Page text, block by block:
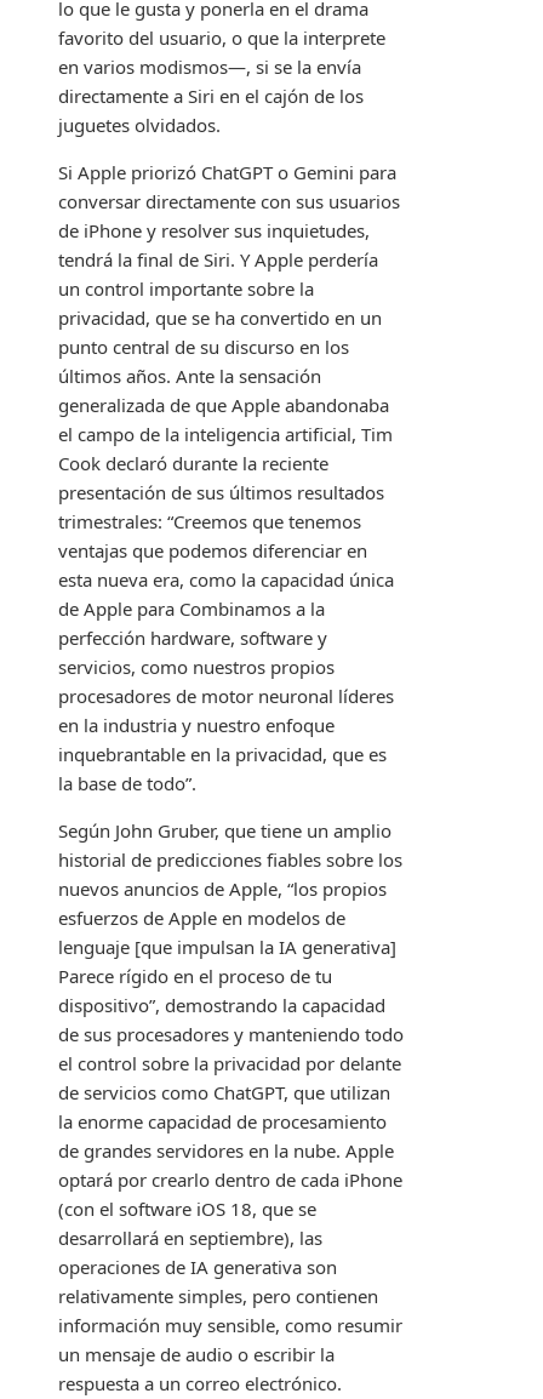
lo que le gusta y ponerla en el drama
favorito del usuario, o que la interprete
en varios modismos—, si se la envía
directamente a Siri en el cajón de los
juguetes olvidados.
Si Apple priorizó ChatGPT o Gemini para
conversar directamente con sus usuarios
de iPhone y resolver sus inquietudes,
tendrá la final de Siri. Y Apple perdería
un control importante sobre la
privacidad, que se ha convertido en un
punto central de su discurso en los
últimos años. Ante la sensación
generalizada de que Apple abandonaba
el campo de la inteligencia artificial, Tim
Cook declaró durante la reciente
presentación de sus últimos resultados
trimestrales: “Creemos que tenemos
ventajas que podemos diferenciar en
esta nueva era, como la capacidad única
de Apple para Combinamos a la
perfección hardware, software y
servicios, como nuestros propios
procesadores de motor neuronal líderes
en la industria y nuestro enfoque
inquebrantable en la privacidad, que es
la base de todo”.
Según John Gruber, que tiene un amplio
historial de predicciones fiables sobre los
nuevos anuncios de Apple, “los propios
esfuerzos de Apple en modelos de
lenguaje [que impulsan la IA generativa]
Parece rígido en el proceso de tu
dispositivo”, demostrando la capacidad
de sus procesadores y manteniendo todo
el control sobre la privacidad por delante
de servicios como ChatGPT, que utilizan
la enorme capacidad de procesamiento
de grandes servidores en la nube. Apple
optará por crearlo dentro de cada iPhone
(con el software iOS 18, que se
desarrollará en septiembre), las
operaciones de IA generativa son
relativamente simples, pero contienen
información muy sensible, como resumir
un mensaje de audio o escribir la
respuesta a un correo electrónico.